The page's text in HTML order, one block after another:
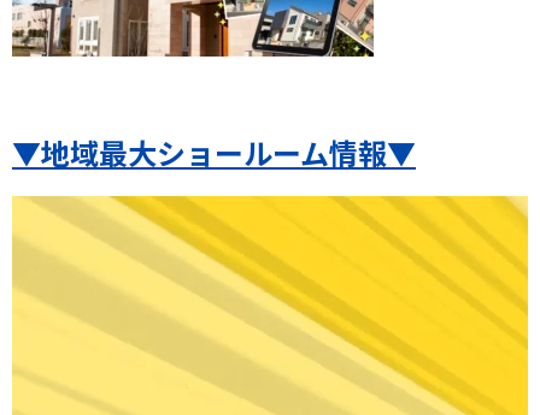
▼地域最大ショールーム情報▼